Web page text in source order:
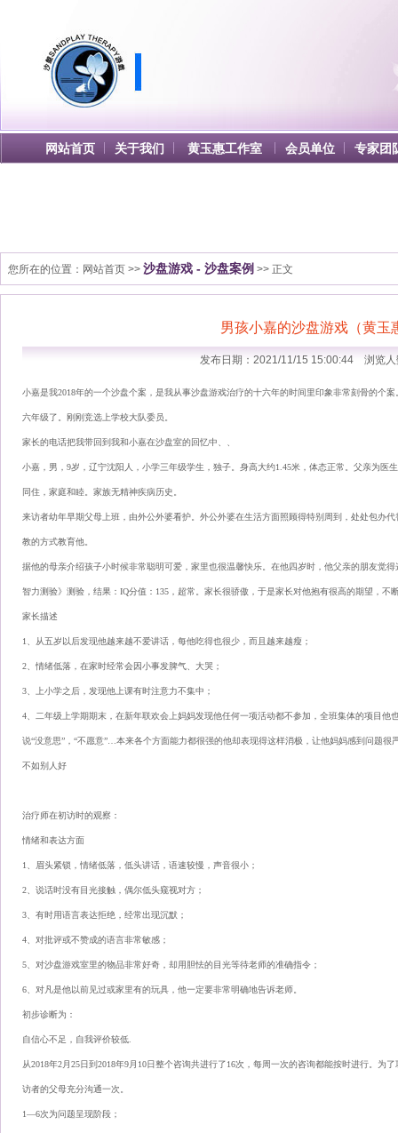
网站首页 关于我们 黄玉惠工作室 会员单位 专家团
您所在的位置： 网站首页 >> 沙盘游戏 - 沙盘案例 >> 正文
男孩小嘉的沙盘游戏（黄玉
发布日期：2021/11/15 15:00:44 浏览人
小嘉是我2018年的一个沙盘个案，是我从事沙盘游戏治疗的十六年的时间里印象非常刻骨的个
六年级了。刚刚竞选上学校大队委员。
家长的电话把我带回到我和小嘉在沙盘室的回忆中、、
小嘉，男，9岁，辽宁沈阳人，小学三年级学生，独子。身高大约1.45米，体态正常。父亲为医
同住，家庭和睦。家族无精神疾病历史。
来访者幼年早期父母上班，由外公外婆看护。外公外婆在生活方面照顾得特别周到，处处包办
教的方式教育他。
据他的母亲介绍孩子小时候非常聪明可爱，家里也很温馨快乐。在他四岁时，他父亲的朋友觉
智力测验》测验，结果：IQ分值：135，超常。家长很骄傲，于是家长对他抱有很高的期望，
家长描述
1、从五岁以后发现他越来越不爱讲话，每他吃得也很少，而且越来越瘦；
2、情绪低落，在家时经常会因小事发脾气、大哭；
3、上小学之后，发现他上课有时注意力不集中；
4、二年级上学期期末，在新年联欢会上妈妈发现他任何一项活动都不参加，全班集体的项目他
说“没意思”，“不愿意”…本来各个方面能力都很强的他却表现得这样消极，让他妈妈感到问题很
不如别人好
治疗师在初访时的观察：
情绪和表达方面
1、眉头紧锁，情绪低落，低头讲话，语速较慢，声音很小；
2、说话时没有目光接触，偶尔低头窥视对方；
3、有时用语言表达拒绝，经常出现沉默；
4、对批评或不赞成的语言非常敏感；
5、对沙盘游戏室里的物品非常好奇，却用胆怯的目光等待老师的准确指令；
6、对凡是他以前见过或家里有的玩具，他一定要非常明确地告诉老师。
初步诊断为：
自信心不足，自我评价较低.
从2018年2月25日到2018年9月10日整个咨询共进行了16次，每周一次的咨询都能按时进行。为
访者的父母充分沟通一次。
1—6次为问题呈现阶段；